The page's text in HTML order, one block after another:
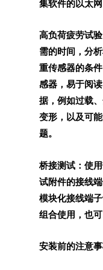
集软件的以太网
高负荷疲劳试
需的时间，分
重传感器的条
感器，易于阅
据，例如过载
变形，以及可
题。
桥接测试：使
试附件的接线
模块化接线端
组合使用，也
安装前的注意